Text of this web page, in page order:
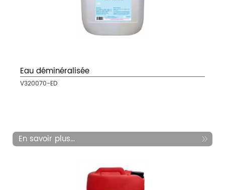
Eau déminéralisée
V320070-ED
En savoir plus...